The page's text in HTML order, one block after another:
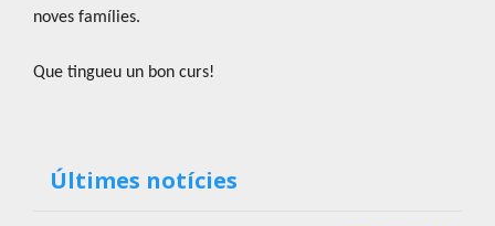
noves famílies.
Que tingueu un bon curs!
Últimes notícies